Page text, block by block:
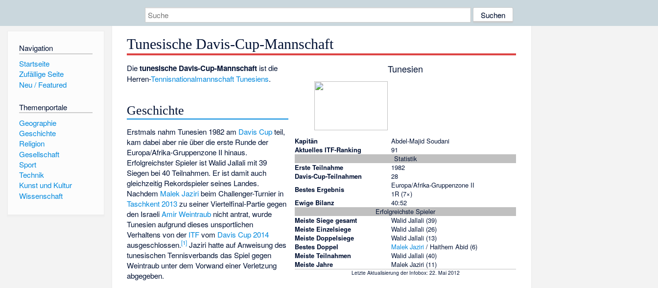
Navigation
Startseite
Zufällige Seite
Neu / Featured
Themenportale
Geographie
Geschichte
Religion
Gesellschaft
Sport
Technik
Kunst und Kultur
Wissenschaft
Tunesische Davis-Cup-Mannschaft
Tunesien
Kapitän
Abdel-Majid Soudani
Aktuelles ITF-Ranking
91
Statistik
Erste Teilnahme
1982
Davis-Cup-Teilnahmen
28
Bestes Ergebnis
Europa/Afrika-Gruppenzone II
1R (7×)
Ewige Bilanz
40:52
Erfolgreichste Spieler
Meiste Siege gesamt
Walid Jallali (39)
Meiste Einzelsiege
Walid Jallali (26)
Meiste Doppelsiege
Walid Jallali (13)
Bestes Doppel
Malek Jaziri / Haithem Abid (6)
Meiste Teilnahmen
Walid Jallali (40)
Meiste Jahre
Malek Jaziri (11)
Letzte Aktualisierung der Infobox: 22. Mai 2012
Dietunesische Davis-Cup-Mannschaft ist die
Herren-Tennisnationalmannschaft Tunesiens.
Geschichte
Erstmals nahm Tunesien 1982 am Davis Cupteil,
kam dabei aber nie über die erste Runde der
Europa/Afrika-Gruppenzone II hinaus.
Erfolgreichster Spieler istWalid Jallali mit 39
Siegen bei 40 Teilnahmen. Er ist damit auch
gleichzeitig Rekordspieler seines Landes.
Nachdem Malek Jaziribeim Challenger-Turnier in
Taschkent 2013zu seiner Viertelfinal-Partie gegen
den IsraeliAmir Weintraub nicht antrat, wurde
Tunesien aufgrund dieses unsportlichen
Verhaltens von der ITFvom Davis Cup 2014
ausgeschlossen.[1] Jaziri hatte auf Anweisung des
tunesischen Tennisverbands das Spiel gegen
Weintraub unter dem Vorwand einer Verletzung
abgegeben.